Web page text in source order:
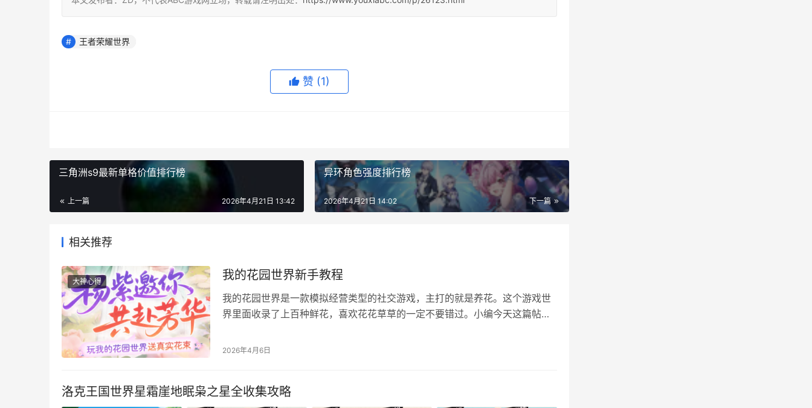
王者荣耀世界
赞 (1)
三角洲s9最新单格价值排行榜
上一篇 2026年4月21日 13:42
异环角色强度排行榜
下一篇
2026年4月21日 14:02
相关推荐
大神心得 我的花园世界新手教程
我的花园世界是一款模拟经营类型的社交游戏，主打的就是养花。这个游戏世
界里面收录了上百种鲜花，喜欢花花草草的一定不要错过。小编今天这篇帖子
路。 我的花园世界怎么玩？ 1、水滴领取，水车每天都能领取60桶水。广告一
2026年4月6日
洛克王国世界星霜崖地眠枭之星全收集攻略